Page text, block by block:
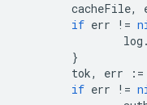
cacheFile,
if err !=
log .
}
tok, err :=
if err !=